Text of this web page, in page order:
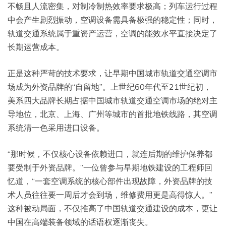
不畅且人流密集，对制冷制热效率要求极高；列车运行过程
中会产生剧烈振动，空调设备需具备极强的稳定性；同时，
轨道交通系统属于重资产运营，空调的能效水平直接决定了
长期运营成本。
正是这种严苛的技术要求，让早期中国城市轨道交通空调市
场成为外资品牌的“自留地”。上世纪60年代至21世纪初，
美系四大品牌长期占据中国城市轨道交通空调市场的绝对主
导地位，北京、上海、广州等城市的首批地铁线路，其空调
系统清一色采用进口设备。
“那时候，不仅核心设备依赖进口，就连后期的维护保养都
要受制于外资品牌。”一位曾参与早期地铁建设的工程师回
忆道，“一套空调系统的核心部件出现故障，外资品牌的技
术人员往往要一周后才会到场，维修费用更是高得惊人。”
这种被动局面，不仅推高了中国轨道交通建设的成本，更让
中国在高端装备领域的话语权逐渐丧失。